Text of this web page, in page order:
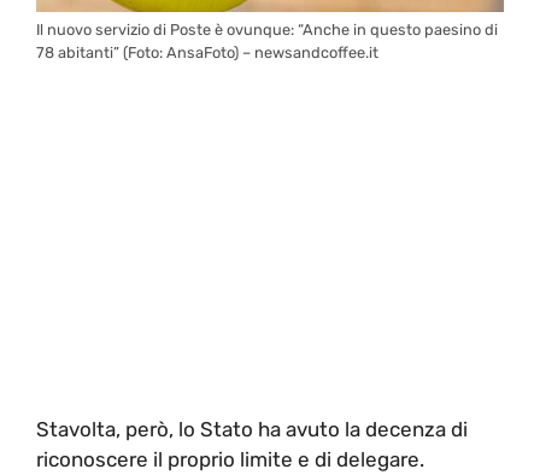
Il nuovo servizio di Poste è ovunque: “Anche in questo paesino di
78 abitanti” (Foto: AnsaFoto) – newsandcoffee.it
Stavolta, però, lo Stato ha avuto la decenza di
riconoscere il proprio limite e di delegare.